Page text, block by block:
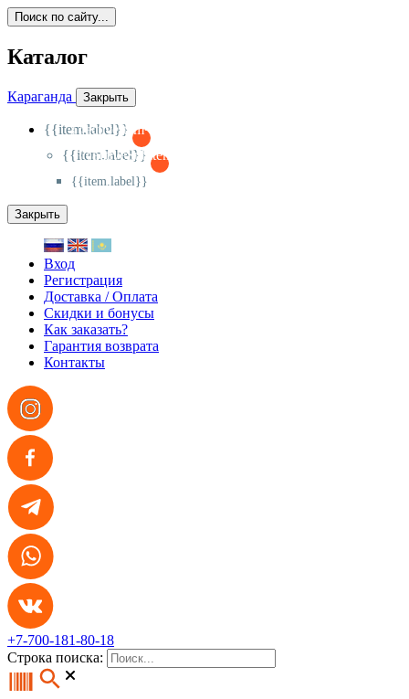
Поиск по сайту...
Каталог
Караганда Закрыть
{{item.label}}
{{activeItem==item.id?'-
{{item.label}}
{{activeSubitem==item.id?'-
{{item.label}}
Закрыть
Вход
Регистрация
Доставка / Оплата
Скидки и бонусы
Как заказать?
Гарантия возврата
Контакты
+7-700-181-80-18
Строка поиска: